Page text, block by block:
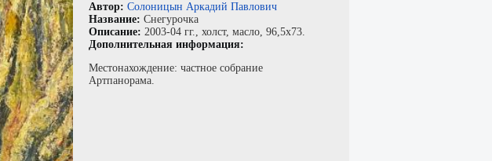
Автор: Солоницын Аркадий Павлович
Название: Снегурочка
Описание: 2003-04 гг., холст, масло, 96,5x73.
Дополнительная информация:
Местонахождение: частное собрание
Артпанорама.